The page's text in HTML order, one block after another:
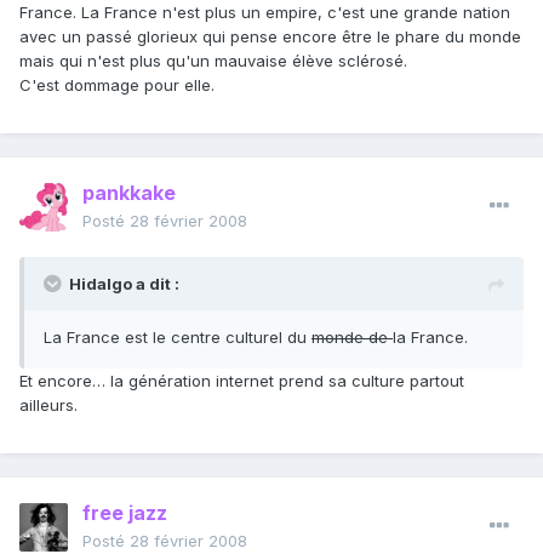
France. La France n'est plus un empire, c'est une grande nation
avec un passé glorieux qui pense encore être le phare du monde
mais qui n'est plus qu'un mauvaise élève sclérosé.
C'est dommage pour elle.
pankkake
Posté 28 février 2008
Hidalgo a dit :
La France est le centre culturel du monde dela France.
Et encore… la génération internet prend sa culture partout
ailleurs.
free jazz
Posté 28 février 2008